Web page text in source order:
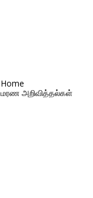
Home
மரண அறிவித்தல்கள்